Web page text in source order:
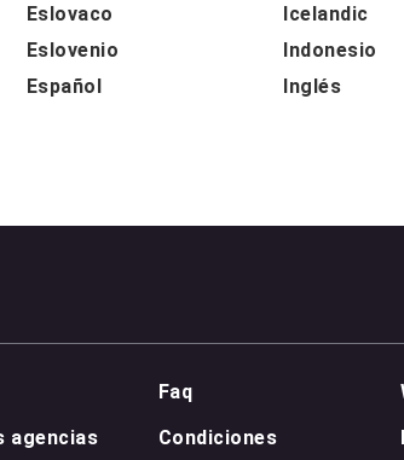
Eslovaco
Eslovenio
Español
Icelandic
Indonesio
Inglés
agencias
Faq
Condiciones